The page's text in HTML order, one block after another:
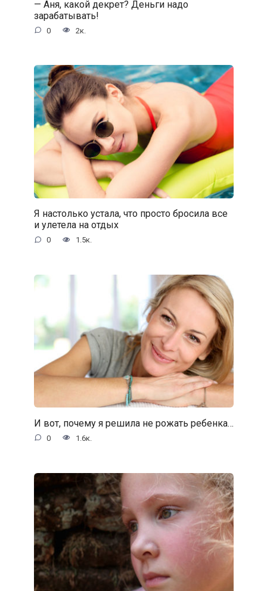
— Аня, какой декрет? Деньги надо
зарабатывать!
0 2к.
Я настолько устала, что просто бросила все
и улетела на отдых
0 1.5к.
И вот, почему я решила не рожать ребенка…
0 1.6к.